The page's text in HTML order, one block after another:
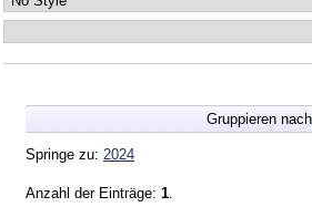
Gruppieren
Springe zu: 2024
Anzahl der Einträge: 1